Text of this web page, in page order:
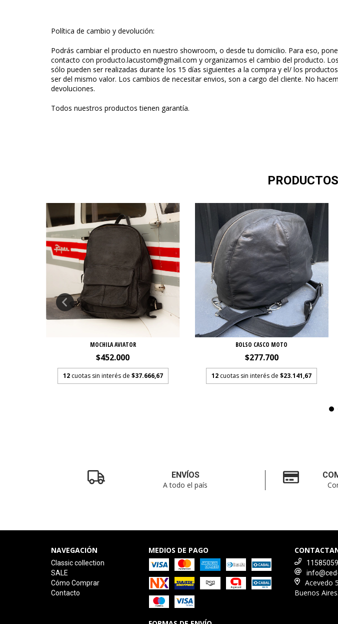
Política de cambio y devolución:
Podrás cambiar el producto en nuestro showroom, o desde tu domicilio. Para eso,
contacto con producto.lacustom@gmail.com y organizamos el cambio del producto.
sólo pueden ser realizadas durante los 15 días siguientes a la compra y el/ los
ser del mismo valor. Los cambios de necesitar envios, son a cargo del cliente. No
devoluciones.
Todos nuestros productos tienen garantía.
MOCHILA AVIATOR
$452.000
12 cuotas sin interés de $37.666,67
BOLSO CASCO MOTO
$277.700
12 cuotas sin interés de$23.141,67
ENVÍOS
A todo el país
NAVEGACIÓN
Classic collection
SALE
Cómo Comprar
Contacto
MEDIOS DE PAGO
Acevedo
Buenos